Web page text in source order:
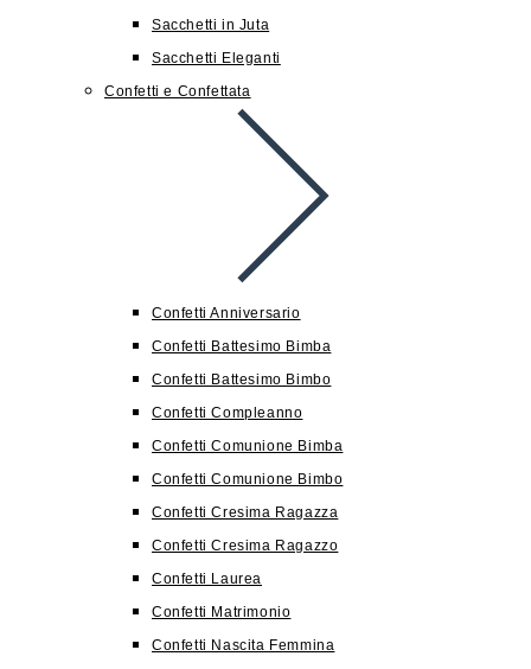
Sacchetti in Juta
Sacchetti Eleganti
Confetti e Confettata
Confetti Anniversario
Confetti Battesimo Bimba
Confetti Battesimo Bimbo
Confetti Compleanno
Confetti Comunione Bimba
Confetti Comunione Bimbo
Confetti Cresima Ragazza
Confetti Cresima Ragazzo
Confetti Laurea
Confetti Matrimonio
Confetti Nascita Femmina